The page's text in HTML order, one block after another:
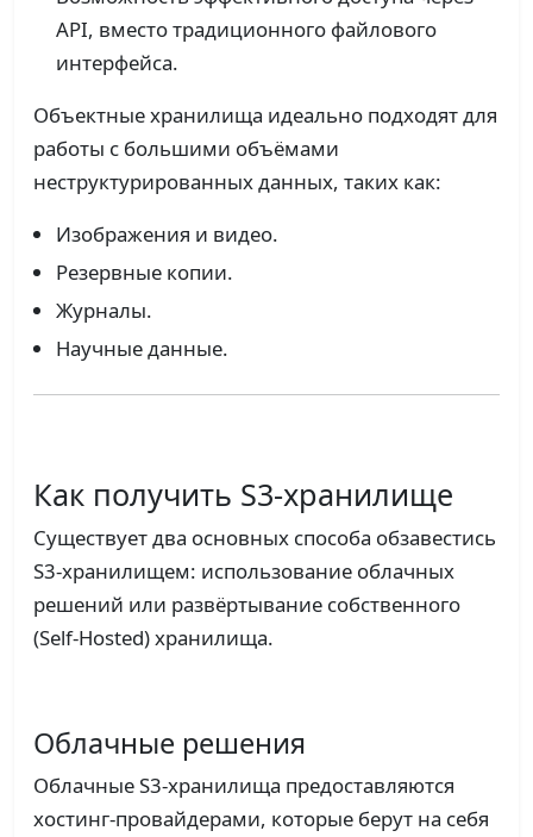
API, вместо традиционного файлового
интерфейса.
Объектные хранилища идеально подходят для
работы с большими объёмами
неструктурированных данных, таких как:
Изображения и видео.
Резервные копии.
Журналы.
Научные данные.
Как получить S3-хранилище
Существует два основных способа обзавестись
S3-хранилищем: использование облачных
решений или развёртывание собственного
(Self-Hosted) хранилища.
Облачные решения
Облачные S3-хранилища предоставляются
хостинг-провайдерами, которые берут на себя